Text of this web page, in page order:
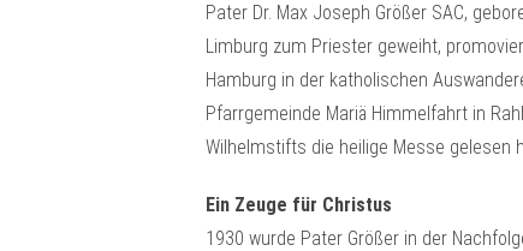
Pater Dr. Max Joseph Größer SAC,
Limburg zum Priester geweiht,
Hamburg in der katholischen
Pfarrgemeinde Mariä Himmelfahrt in
Wilhelmstifts die heilige Messe gelesen
Ein Zeuge für Christus
1930 wurde Pater Größer in der